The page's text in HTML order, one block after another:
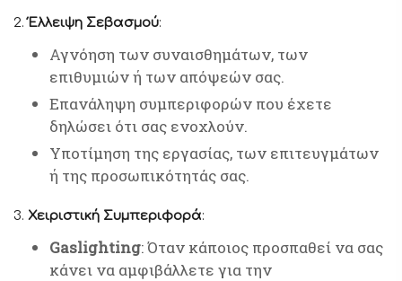
2.Έλλειψη Σεβασμού:
Αγνόηση των συναισθημάτων, των
επιθυμιών ή των απόψεών σας.
Επανάληψη συμπεριφορών που έχετε
δηλώσει ότι σας ενοχλούν.
Υποτίμηση της εργασίας, των επιτευγμάτων
ή της προσωπικότητάς σας.
3. Χειριστική Συμπεριφορά:
Gaslighting: Όταν κάποιος προσπαθεί να σας
κάνει να αμφιβάλλετε για την